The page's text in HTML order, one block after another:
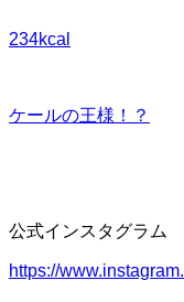
234kcal
ケールの王様！？
公式インスタグラム
https://